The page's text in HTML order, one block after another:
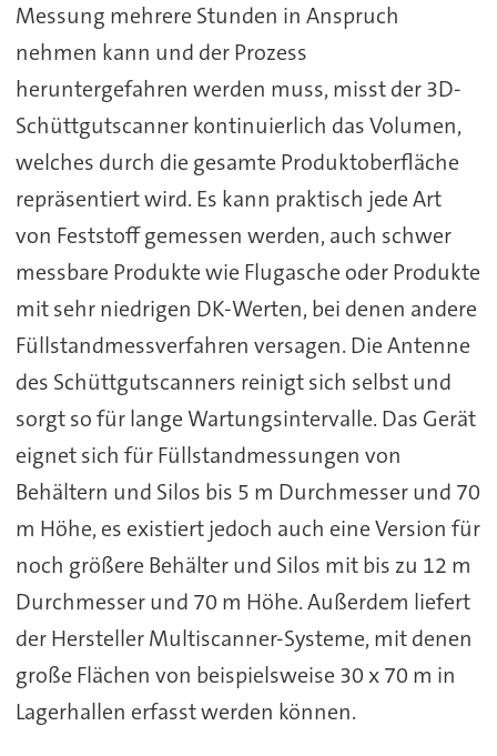
Messung mehrere Stunden in Anspruch
nehmen kann und der Prozess
heruntergefahren werden muss, misst der 3D-
Schüttgutscanner kontinuierlich das Volumen,
welches durch die gesamte Produktoberfläche
repräsentiert wird. Es kann praktisch jede Art
von Feststoff gemessen werden, auch schwer
messbare Produkte wie Flugasche oder Produkte
mit sehr niedrigen DK-Werten, bei denen andere
Füllstandmessverfahren versagen. Die Antenne
des Schüttgutscanners reinigt sich selbst und
sorgt so für lange Wartungsintervalle. Das Gerät
eignet sich für Füllstandmessungen von
Behältern und Silos bis 5 m Durchmesser und 70
m Höhe, es existiert jedoch auch eine Version für
noch größere Behälter und Silos mit bis zu 12 m
Durchmesser und 70 m Höhe. Außerdem liefert
der Hersteller Multiscanner-Systeme, mit denen
große Flächen von beispielsweise 30 x 70 m in
Lagerhallen erfasst werden können.